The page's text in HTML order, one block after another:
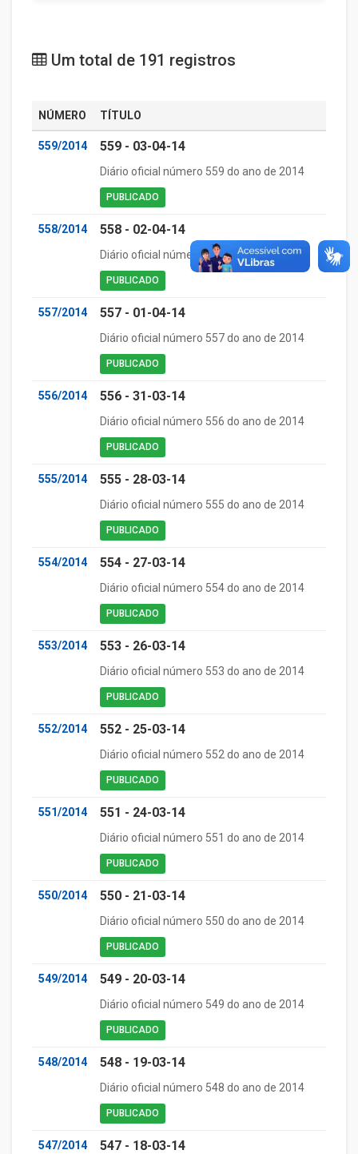
Um total de 191 registros
NÚMERO TÍTULO
559/2014 559 - 03-04-14
Diário oficial número 559 do ano de 2014
PUBLICADO
558/2014 558 - 02-04-14
Diário oficial número 558 do ano de 2014
PUBLICADO
557/2014 557 - 01-04-14
Diário oficial número 557 do ano de 2014
PUBLICADO
556/2014 556 - 31-03-14
Diário oficial número 556 do ano de 2014
PUBLICADO
555/2014 555 - 28-03-14
Diário oficial número 555 do ano de 2014
PUBLICADO
554/2014 554 - 27-03-14
Diário oficial número 554 do ano de 2014
PUBLICADO
553/2014 553 - 26-03-14
Diário oficial número 553 do ano de 2014
PUBLICADO
552/2014 552 - 25-03-14
Diário oficial número 552 do ano de 2014
PUBLICADO
551/2014 551 - 24-03-14
Diário oficial número 551 do ano de 2014
PUBLICADO
550/2014 550 - 21-03-14
Diário oficial número 550 do ano de 2014
PUBLICADO
549/2014 549 - 20-03-14
Diário oficial número 549 do ano de 2014
PUBLICADO
548/2014 548 - 19-03-14
Diário oficial número 548 do ano de 2014
PUBLICADO
547/2014 547 - 18-03-14